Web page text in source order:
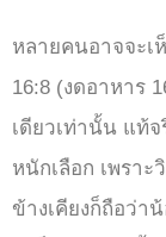
หลายคนอาจจะ
16:8 (งดอาหาร
เดียวเท่านั้น แท้
หนักเลือก เพรา
ข้างเคียงก็ถือว่า